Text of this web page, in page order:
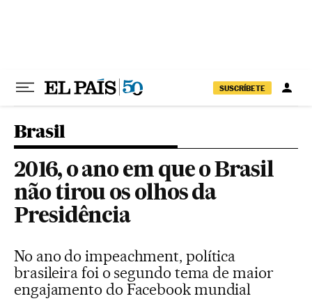
SUSCRÍBETE
Brasil
2016, o ano em que o Brasil
não tirou os olhos da
Presidência
No ano do impeachment, política
brasileira foi o segundo tema de maior
engajamento do Facebook mundial